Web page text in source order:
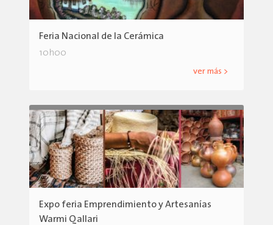
Feria Nacional de la Cerámica
10h00
ver más >
Expo feria Emprendimiento y Artesanías
Warmi Qallari